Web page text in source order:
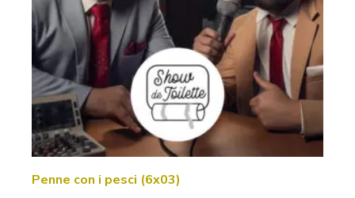
Penne con i pesci (6x03)